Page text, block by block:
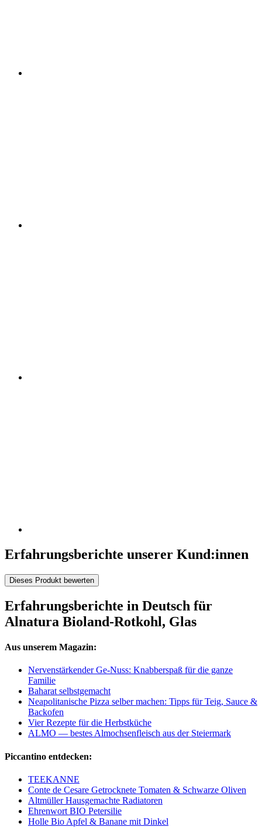
Erfahrungsberichte unserer Kund:innen
Dieses Produkt bewerten
Erfahrungsberichte in Deutsch für
Alnatura Bioland-Rotkohl, Glas
Aus unserem Magazin:
Nervenstärkender Ge-Nuss: Knabberspaß für die ganze
Familie
Baharat selbstgemacht
Neapolitanische Pizza selber machen: Tipps für Teig, Sauce &
Backofen
Vier Rezepte für die Herbstküche
ALMO — bestes Almochsenfleisch aus der Steiermark
Piccantino entdecken:
TEEKANNE
Conte de Cesare Getrocknete Tomaten & Schwarze Oliven
Altmüller Hausgemachte Radiatoren
Ehrenwort BIO Petersilie
Holle Bio Apfel & Banane mit Dinkel